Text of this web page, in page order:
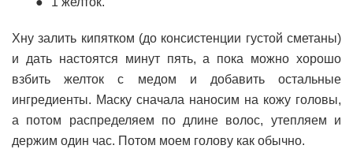
Хну залить кипятком (до консистенции густой сметаны)
и дать настоятся минут пять, а пока можно хорошо
взбить желток с медом и добавить остальные
ингредиенты. Маску сначала наносим на кожу головы,
а потом распределяем по длине волос, утепляем и
держим один час. Потом моем голову как обычно.